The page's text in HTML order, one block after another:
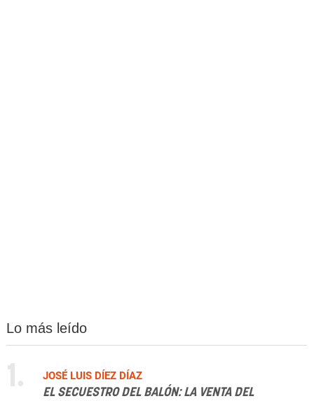
Lo más leído
1.
JOSÉ LUIS DÍEZ DÍAZ
EL SECUESTRO DEL BALÓN: LA VENTA DEL